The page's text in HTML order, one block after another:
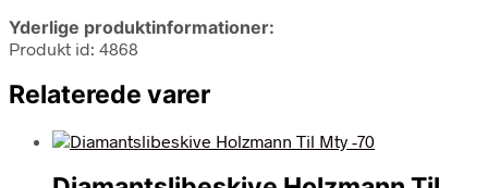
Yderlige produktinformationer:
Produkt id: 4868
Relaterede varer